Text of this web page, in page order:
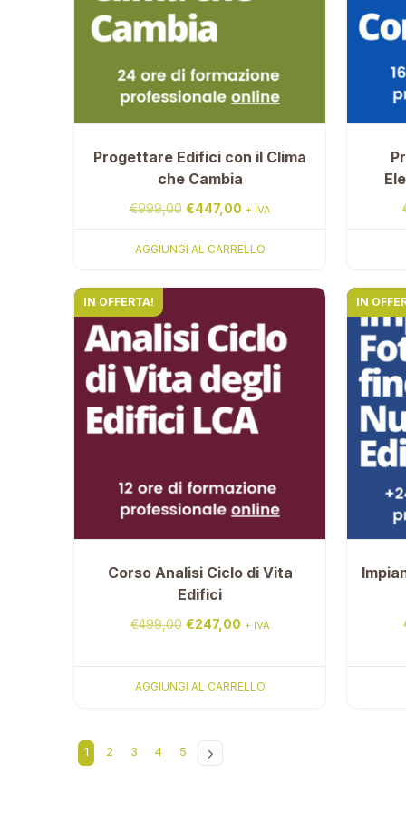
Progettare Edifici con il Clima
che Cambia
€999,00 Il
prezzo
originale
€447,00Il
prezzo
attuale
+ IVA
AGGIUNGI AL CARRELLO
IN OFFERTA!
Corso Analisi Ciclo di Vita
Edifici
€499,00 Il
€247,00Il + IVA
AGGIUNGI AL CARRELLO
IN
1 2 3 4 5